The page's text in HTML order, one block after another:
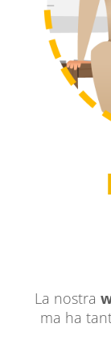
La nostra
ma ha